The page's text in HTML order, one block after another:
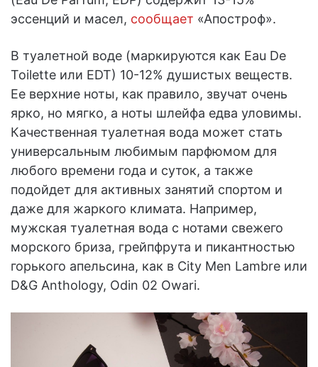
эссенций и масел, сообщает «Апостроф».
В туалетной воде (маркируются как Eau De
Toilette или EDT) 10-12% душистых веществ.
Ее верхние ноты, как правило, звучат очень
ярко, но мягко, а ноты шлейфа едва уловимы.
Качественная туалетная вода может стать
универсальным любимым парфюмом для
любого времени года и суток, а также
подойдет для активных занятий спортом и
даже для жаркого климата. Например,
мужская туалетная вода с нотами свежего
морского бриза, грейпфрута и пикантностью
горького апельсина, как в City Men Lambre или
D&G Anthology, Odin 02 Owari.